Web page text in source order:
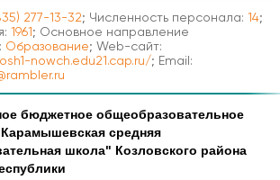
277-13-32; Численность персонала: 14;
1961; Основное направление
Образование; Web-сайт:
nowch.edu21.cap.ru/; Email:
бюджетное общеобразовательное
средняя
школа" Козловского района